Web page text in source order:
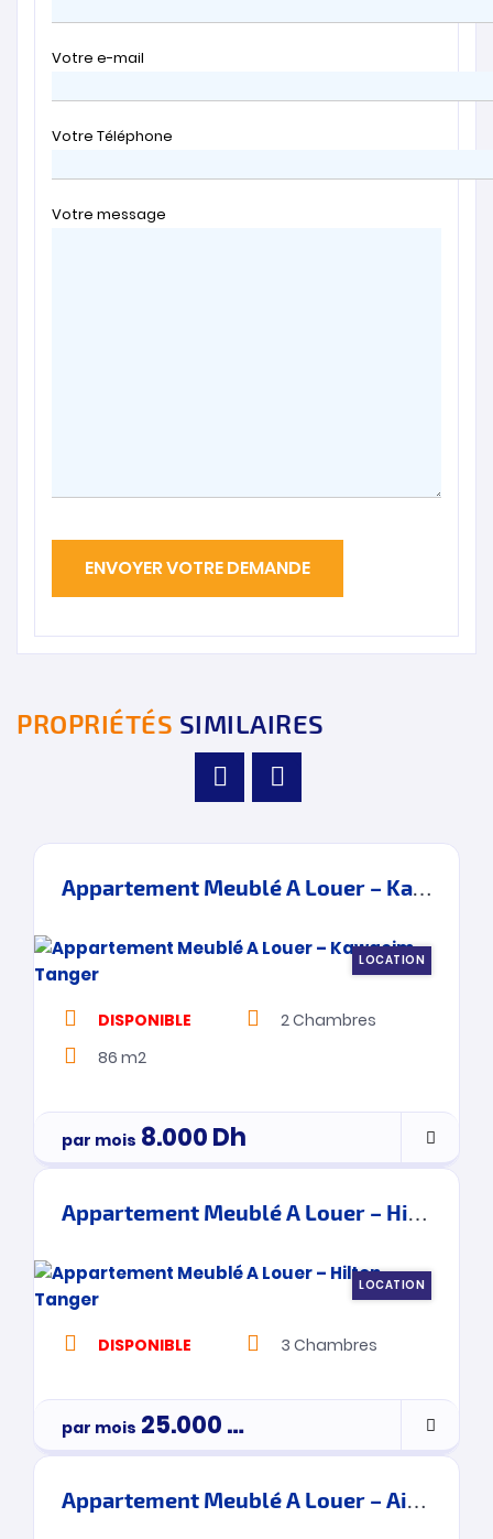
Votre e-mail
Votre Téléphone
Votre message
PROPRIÉTÉS SIMILAIRES
Appartement Meublé A Louer – Kawacim – Tanger
LOCATION
DISPONIBLE 2Chambres
86 m2
par mois 8.000Dh
Appartement Meublé A Louer – Hilton – Tanger
LOCATION
DISPONIBLE 3 Chambres
par mois 25.000Dh
Appartement Meublé A Louer – Ain Ktiouet- Tanger